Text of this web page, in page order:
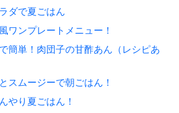
ダで夏ごはん
ワンプレートメニュー！
簡単！肉団子の甘酢あん（レシピあ
スムージーで朝ごはん！
やり夏ごはん！